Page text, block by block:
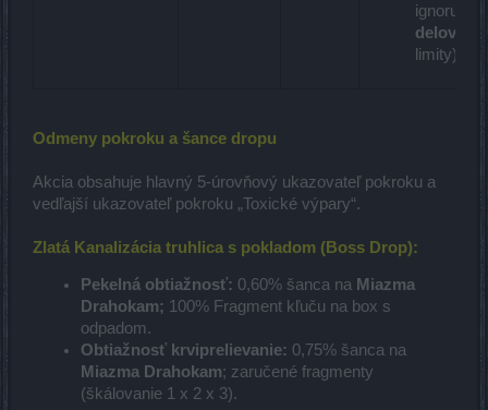
ignoruje
delové
limity).
Odmeny pokroku a šance dropu
Akcia obsahuje hlavný 5-úrovňový ukazovateľ pokroku a
vedľajší ukazovateľ pokroku „Toxické výpary“.
Zlatá Kanalizácia truhlica s pokladom (Boss Drop):
Pekelná obtiažnosť: 0,60% šanca na Miazma
Drahokam; 100% Fragment kľuču na box s
odpadom.
Obtiažnosť krviprelievanie: 0,75% šanca na
Miazma Drahokam; zaručené fragmenty
(škálovanie 1 x 2 x 3).